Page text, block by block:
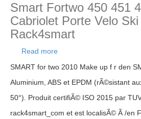
Smart Fortwo 450 451
Cabriolet Porte Velo
Rack4smart
Read more
Porte Velo Ski
SMART for two 2010 Make up f r den
Aluminium, ABS et EPDM (rÃ©sistant
50°). Produit certifiÃ© ISO 2015 par
rack4smart_com et est localisÃ© Ã /en